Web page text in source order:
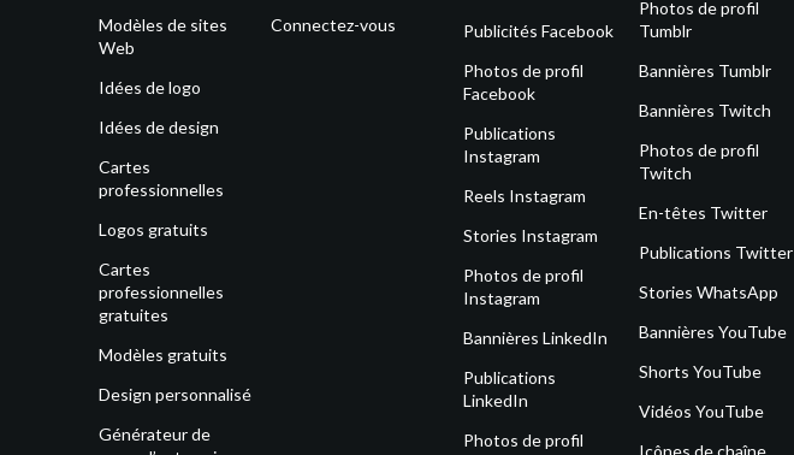
Modèles de sites
Web
Idées de logo
Idées de design
Cartes
professionnelles
Logos gratuits
Cartes
professionnelles
gratuites
Modèles gratuits
Design personnalisé
Générateur de
Connectez-vous
Publicités Facebook
Photos de profil
Facebook
Publications
Instagram
Reels Instagram
Stories Instagram
Photos de profil
Instagram
Bannières LinkedIn
Publications
LinkedIn
Photos de profil
Photos de profil
Tumblr
Bannières Tumblr
Bannières Twitch
Photos de profil
Twitch
En-têtes Twitter
Publications Twitter
Stories WhatsApp
Bannières YouTube
Shorts YouTube
Vidéos YouTube
Icônes de chaîne